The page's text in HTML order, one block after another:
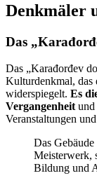
Denkmäler
Das
Das „Karađorđev
Kulturdenkmal, das
widerspiegelt. Es
Vergangenheit
Veranstaltungen
Das
Meisterwerk,
Bildung und